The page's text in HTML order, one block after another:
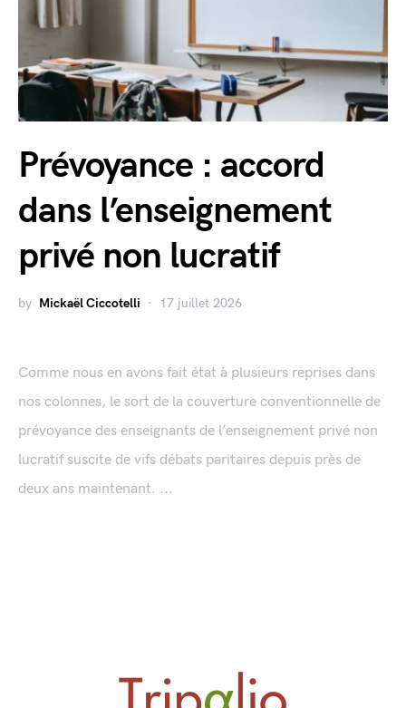
Prévoyance : accord
dans l’enseignement
privé non lucratif
by Mickaël Ciccotelli 17 juillet 2026
Comme nous en avons fait état à plusieurs reprises dans
nos colonnes, le sort de la couverture conventionnelle de
prévoyance des enseignants de l’enseignement privé non
lucratif suscite de vifs débats paritaires depuis près de
deux ans maintenant. ...